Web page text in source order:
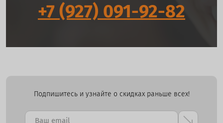
+7 (927) 091-92-82
Подпишитесь и узнайте о скидках раньше всех!